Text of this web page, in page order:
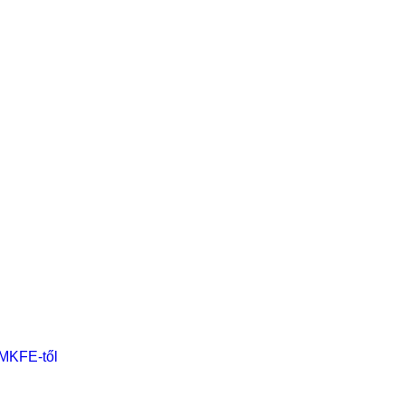
től